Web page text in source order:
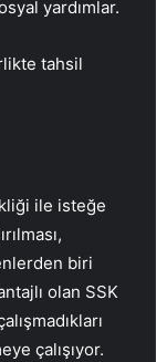
yardımlar.
tahsil
ile isteğe
biri
olan SSK
çalışıyor.